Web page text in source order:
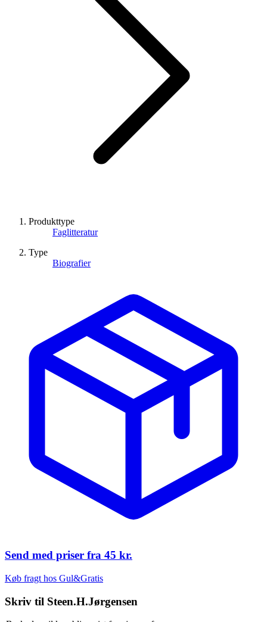
Produkttype
Faglitteratur
Type
Biografier
Send med priser fra 45 kr.
Køb fragt hos Gul&Gratis
Skriv til Steen.H.Jørgensen